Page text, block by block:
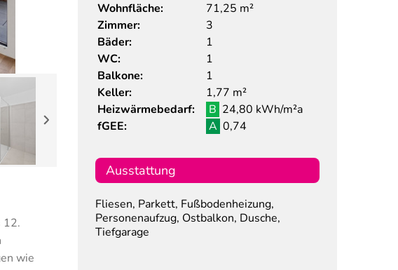
12.
wie
Wohnfläche:
71,25 m²
Zimmer:
3
Bäder:
1
WC:
1
Balkone:
1
Keller:
1,77 m²
Heizwärmebedarf:
B 24,80 kWh/m²a
fGEE:
A 0,74
Ausstattung
Fliesen, Parkett, Fußbodenheizung,
Personenaufzug, Ostbalkon, Dusche,
Tiefgarage